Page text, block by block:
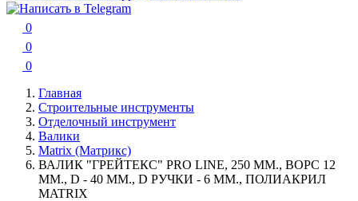
0
0
0
Главная
Строительные инструменты
Отделочный инструмент
Валики
Matrix (Матрикс)
ВАЛИК "ГРЕЙТЕКС" PRO LINE, 250 ММ., ВОРС 12
ММ., D - 40 ММ., D РУЧКИ - 6 ММ., ПОЛИАКРИЛ
MATRIX